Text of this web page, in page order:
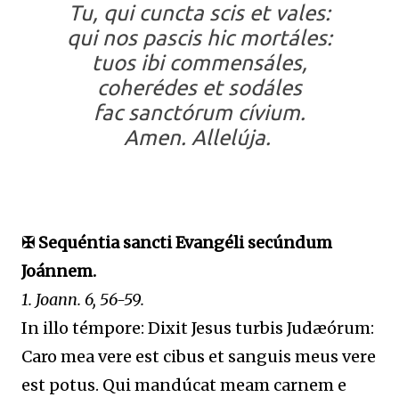
Tu, qui cuncta scis et vales:
qui nos pascis hic mortáles:
tuos ibi commensáles,
coherédes et sodáles
fac sanctórum cívium.
Amen. Allelúja.
✠ Sequéntia sancti Evangéli secúndum
Joánnem.
1. Joann. 6, 56-59.
In illo témpore: Dixit Jesus turbis Judæórum:
Caro mea vere est cibus et sanguis meus vere
est potus. Qui mandúcat meam carnem e